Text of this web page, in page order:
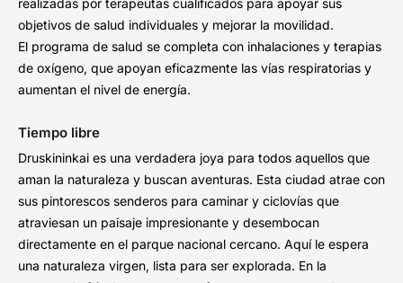
realizadas por terapeutas cualificados para apoyar sus
objetivos de salud individuales y mejorar la movilidad.
El programa de salud se completa con inhalaciones y terapias
de oxígeno, que apoyan eficazmente las vías respiratorias y
aumentan el nivel de energía.
Tiempo libre
Druskininkai es una verdadera joya para todos aquellos que
aman la naturaleza y buscan aventuras. Esta ciudad atrae con
sus pintorescos senderos para caminar y ciclovías que
atraviesan un paisaje impresionante y desembocan
directamente en el parque nacional cercano. Aquí le espera
una naturaleza virgen, lista para ser explorada. En la